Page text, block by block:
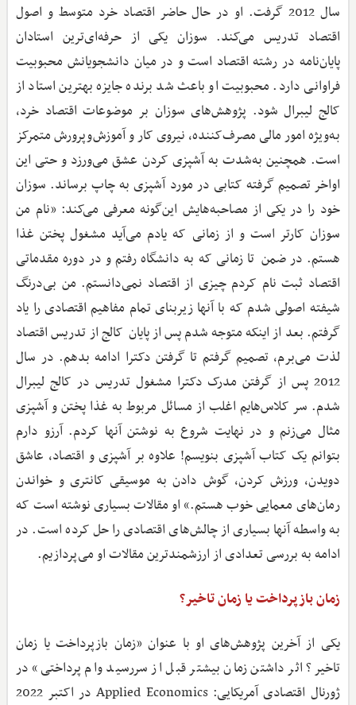
سال 2012 گرفت. او در حال حاضر اقتصاد خرد متوسط و اصول
اقتصاد تدریس می‌کند. سوزان یکی از حرفه‌ای‌ترین استادان
پایان‌نامه در رشته اقتصاد است و در میان دانشجویانش محبوبیت
فراوانی دارد. محبوبیت او باعث شد برنده جایزه بهترین استاد از
کالج لیبرال شود. پژوهش‌های سوزان بر موضوعات اقتصاد خرد،
به‌ویژه امور مالی مصرف‌کننده، نیروی کار و آموزش‌وپرورش متمرکز
است. همچنین به‌شدت به آشپزی کردن عشق می‌ورزد و حتی این
اواخر تصمیم گرفته کتابی در مورد آشپزی‌ به چاپ برساند. سوزان
خود را در یکی از مصاحبه‌هایش این‌گونه معرفی می‌کند: «نام من
سوزان کارتر است و از زمانی که یادم می‌آید مشغول پختن غذا
هستم. در ضمن تا زمانی که به دانشگاه رفتم و در دوره مقدماتی
اقتصاد ثبت نام کردم چیزی از اقتصاد نمی‌دانستم. من بی‌درنگ
شیفته اصولی شدم که با آنها زیربنای تمام مفاهیم اقتصادی را یاد
گرفتم. بعد از اینکه متوجه شدم پس از پایان کالج از تدریس اقتصاد
لذت می‌برم، تصمیم گرفتم تا گرفتن دکترا ادامه بدهم. در سال
2012 پس از گرفتن مدرک دکترا مشغول تدریس در کالج لیبرال
شدم. سر کلاس‌هایم اغلب از مسائل مربوط به غذا پختن و آشپزی
مثال می‌زنم و در نهایت شروع به نوشتن آنها کردم. آرزو دارم
بتوانم یک کتاب آشپزی بنویسم! علاوه بر آشپزی و اقتصاد، عاشق
دویدن، ورزش کردن، گوش دادن به موسیقی کانتری و خواندن
رمان‌های معمایی خوب هستم.» او مقالات بسیاری نوشته است که
به واسطه آنها بسیاری از چالش‌های اقتصادی را حل کرده است. در
ادامه به بررسی تعدادی از ارزشمندترین مقالات او می‌پردازیم.
زمان بازپرداخت یا زمان تاخیر؟
یکی از آخرین پژوهش‌های او با عنوان «زمان بازپرداخت یا زمان
تاخیر؟ اثر داشتن زمان بیشتر قبل از سررسید وام پرداختی» در
ژورنال اقتصادی آمریکایی: Applied Economics در اکتبر 2022